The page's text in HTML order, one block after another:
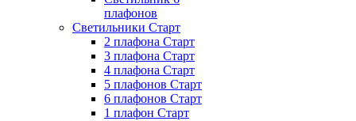
плафонов
Светильники Старт
2 плафона Старт
3 плафона Старт
4 плафона Старт
5 плафонов Старт
6 плафонов Старт
1 плафон Старт